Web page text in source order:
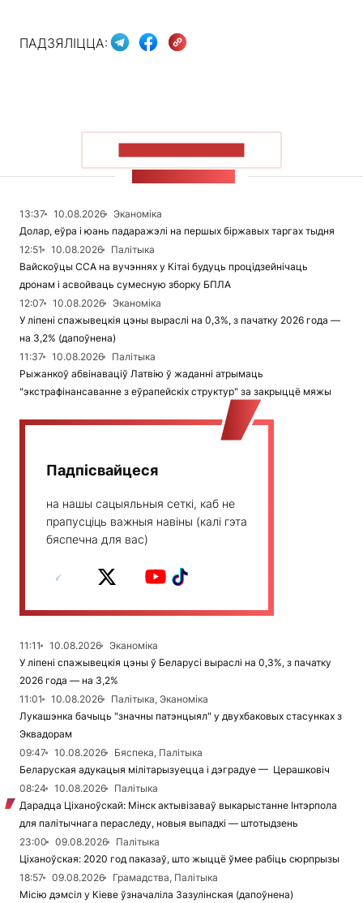
ПАДЗЯЛІЦЦА:
13:37 10.08.2026
Эканоміка
Долар, еўра і юань падаражэлі на першых біржавых таргах тыдня
12:51
10.08.2026
Палітыка
Вайскоўцы ССА на вучэннях у Кітаі будуць процідзейнічаць
дронам і асвойваць сумесную зборку БПЛА
12:07
10.08.2026
Эканоміка
У ліпені спажывецкія цэны выраслі на 0,3%, з пачатку 2026 года —
на 3,2% (дапоўнена)
11:37
10.08.2026
Палітыка
Рыжанкоў абвінаваціў Латвію ў жаданні атрымаць
"экстрафінансаванне з еўрапейскіх структур" за закрыццё мяжы
Падпісвайцеся
на нашы сацыяльныя сеткі, каб не
прапусціць важныя навіны (калі гэта
бяспечна для вас)
11:11 10.08.2026
Эканоміка
У ліпені спажывецкія цэны ў Беларусі выраслі на 0,3%, з пачатку
2026 года — на 3,2%
11:01
10.08.2026
Палітыка, Эканоміка
Лукашэнка бачыць "значны патэнцыял" у двухбаковых стасунках з
Эквадорам
09:47
10.08.2026
Бяспека, Палітыка
Беларуская адукацыя мілітарызуецца і дэградуе — Церашковіч
08:24
10.08.2026
Палітыка
Дарадца Ціханоўскай: Мінск актывізаваў выкарыстанне Інтэрпола
для палітычнага пераследу, новыя выпадкі — штотыдзень
23:00
09.08.2026
Палітыка
Ціханоўская: 2020 год паказаў, што жыццё ўмее рабіць сюрпрызы
18:57
09.08.2026
Грамадства, Палітыка
Місію дэмсіл у Кіеве ўзначаліла Зазулінская (дапоўнена)